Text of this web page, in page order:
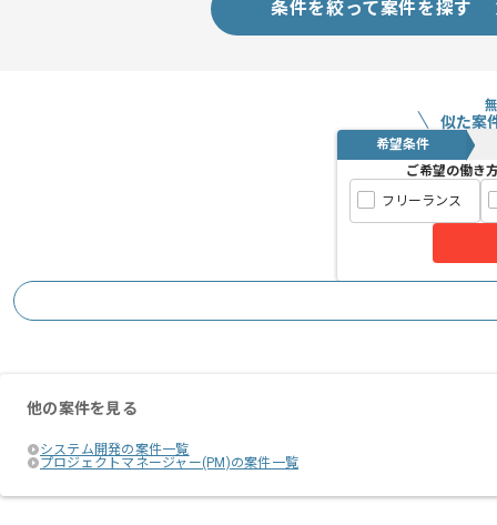
条件を絞って案件を探す
似た案
希望条件
ご希望の働き
フリーランス
他の案件を見る
システム開発の案件一覧
プロジェクトマネージャー(PM)の案件一覧